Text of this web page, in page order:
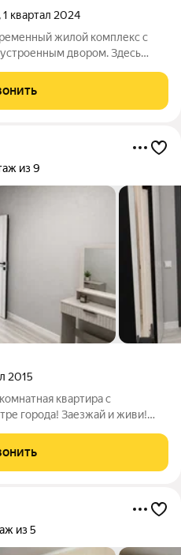
, 1 квартал 2024
двором. Здесь
чистовая отделка квартир.
из 9
2015
квартира с
города! Заезжай и живи!
для комфортной жизни.
из 5